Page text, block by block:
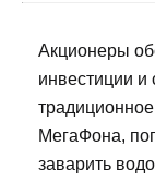
Акционеры
инвестиции и
МегаФона,
заварить